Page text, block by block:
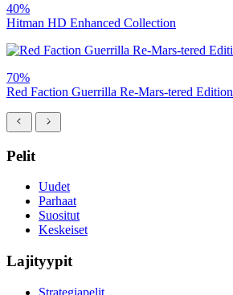
40%
Hitman HD Enhanced Collection
70%
Red Faction Guerrilla Re-Mars-tered Edition
Pelit
Uudet
Parhaat
Suositut
Keskeiset
Lajityypit
Strategiapelit